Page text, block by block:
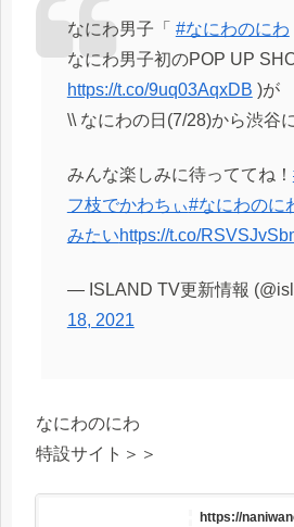
なにわ男子「 #なにわのにわ
なにわ男子初のPOP UP
https://t.co/9uq03AqxDB )が
\\ なにわの日(7/28)から渋谷
みんな楽しみに待っててね！
フ枝でかわちぃ#なにわのに
みたいhttps://t.co/
— ISLAND TV更新情報
18, 2021
なにわのにわ
特設サイト＞＞
https://